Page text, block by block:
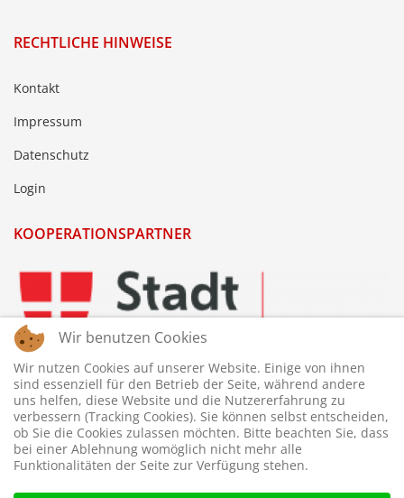
RECHTLICHE HINWEISE
Kontakt
Impressum
Datenschutz
Login
KOOPERATIONSPARTNER
Wir benutzen Cookies
Wir nutzen Cookies auf unserer Website. Einige von ihnen
sind essenziell für den Betrieb der Seite, während andere
uns helfen, diese Website und die Nutzererfahrung zu
verbessern (Tracking Cookies). Sie können selbst entscheiden,
ob Sie die Cookies zulassen möchten. Bitte beachten Sie, dass
bei einer Ablehnung womöglich nicht mehr alle
Funktionalitäten der Seite zur Verfügung stehen.